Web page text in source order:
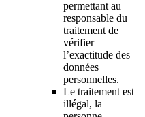
permettant au
responsable du
traitement de
vérifier
l’exactitude des
données
personnelles.
Le traitement est
illégal, la